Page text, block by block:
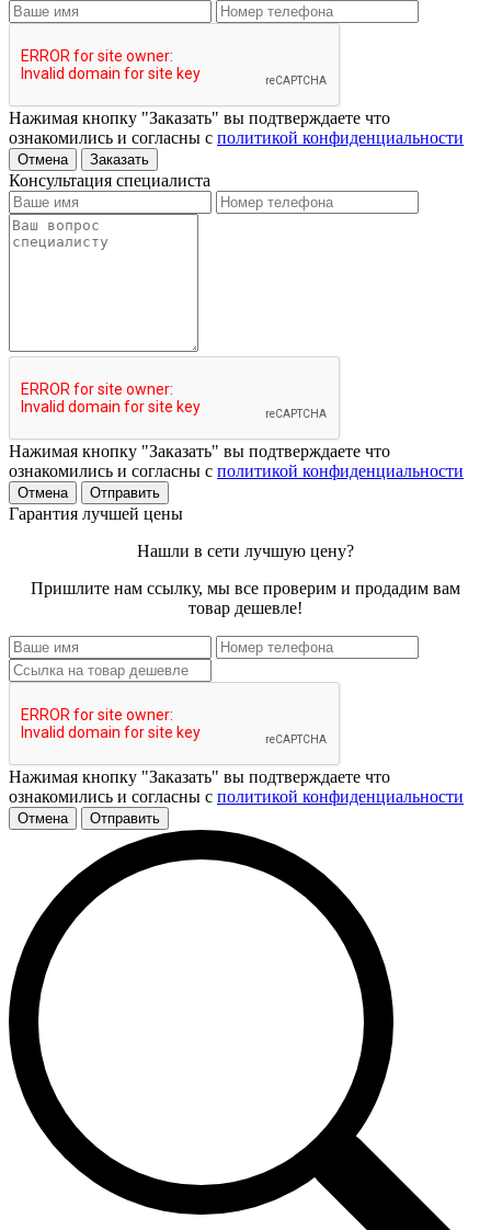
Нажимая кнопку "Заказать" вы подтверждаете что
ознакомились и согласны с политикой конфиденциальности
Отмена Заказать
Консультация специалиста
Нажимая кнопку "Заказать" вы подтверждаете что
ознакомились и согласны с политикой конфиденциальности
Отмена Отправить
Гарантия лучшей цены
Нашли в сети лучшую цену?
Пришлите нам ссылку, мы все проверим и продадим вам
товар дешевле!
Нажимая кнопку "Заказать" вы подтверждаете что
ознакомились и согласны с политикой конфиденциальности
Отмена Отправить